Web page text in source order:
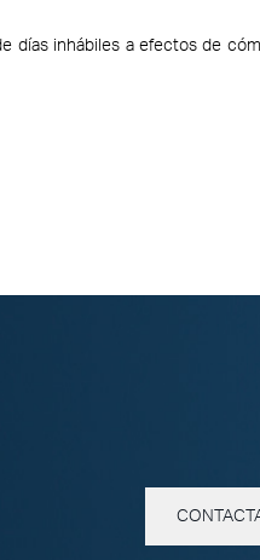
días inhábiles a efectos de